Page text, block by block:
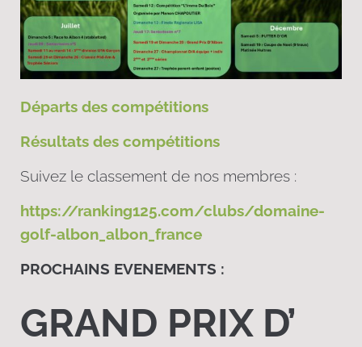
Départs des compétitions
Résultats des compétitions
Suivez le classement de nos membres :
https://ranking125.com/clubs/domaine-
golf-albon_albon_france
PROCHAINS EVENEMENTS :
GRAND PRIX D’